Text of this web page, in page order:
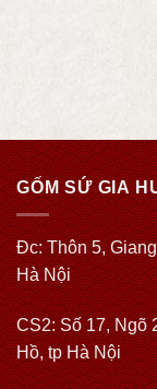
GỐM SỨ GIA
Đc: Thôn 5,
Hà Nội
CS2: Số 17, Ngõ
Hồ, tp Hà Nội